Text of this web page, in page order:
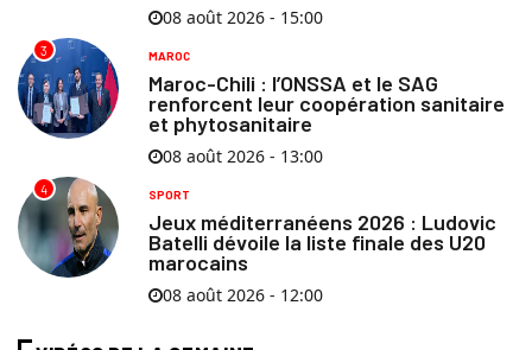
08 août 2026 - 15:00
3 MAROC
Maroc-Chili : l’ONSSA et le SAG
renforcent leur coopération sanitaire
et phytosanitaire
08 août 2026 - 13:00
4 SPORT
Jeux méditerranéens 2026 : Ludovic
Batelli dévoile la liste finale des U20
marocains
08 août 2026 - 12:00